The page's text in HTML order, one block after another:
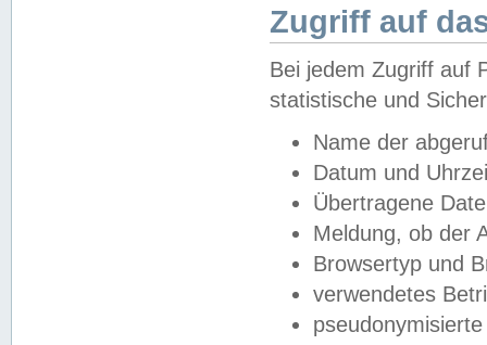
Zugriff auf
Bei jedem Zugriff auf
statistische und
Name der
Datum und
Übertragene
Meldung, ob der
Browsertyp und
verwendetes